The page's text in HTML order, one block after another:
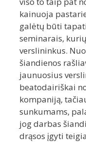
kainuoja
galėtų būti
seminarais,
verslininkus.
šiandienos
jaunuosius
beatodairiškai
kompaniją,
sunkumams,
jog darbas
drąsos įgyti